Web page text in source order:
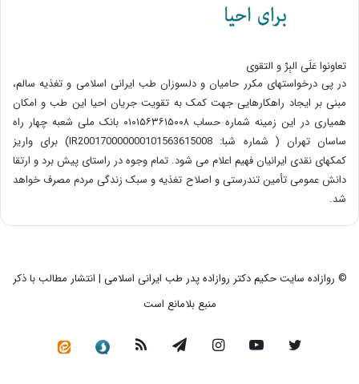
تعاونوا عَلَی البِرِّ و التقوی
در پی درخواستهای مکرر حامیان و دلسوزان طب ایرانی اسلامی و تغذیه سالم،
مبنی بر ایجاد راهکارهایی جهت کمک به تقویت جریان احیا این طب و امکان
همیاری در این زمینه شماره حساب ۰۱۰۱۵۶۳۶۱۵۰۰۸ بانک ملی شعبه چهار راه
ساسان تهران ( شماره شبا: IR200170000000101563615008) برای واریز
کمکهای نقدی ایرانیان فهیم اعلام می شود. تمام وجوه در راستای پیش برد و ارتقا
دانش عمومی تأمین تندرستی و اصلاح تغذیه و سبک زندگی مردم مصرف خواهد
شد.
© روازاده سایت حکیم دکتر روازاده پدر طب ایرانی اسلامی | انتشار مطالب با ذکر
منبع بلامانع است
توییتر یوتیوب اینستاگرامتلگرام خوراک سروش